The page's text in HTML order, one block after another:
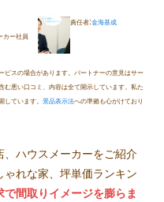
カー社員
責任者:金海基成
ビスの場合があります。パートナーの意見はサー
む悪い口コミ、内容は全て開示しています。私た
しています。景品表示法への準拠も心がけており
ハウスメーカーをご紹介
れな家、坪単価ランキン
で間取りイメージを膨らま